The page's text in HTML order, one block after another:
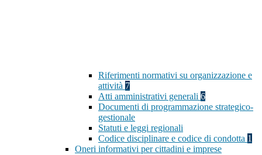
Riferimenti normativi su organizzazione e
attività 7
Atti amministrativi generali 6
Documenti di programmazione strategico-
gestionale
Statuti e leggi regionali
Codice disciplinare e codice di condotta 1
Oneri informativi per cittadini e imprese